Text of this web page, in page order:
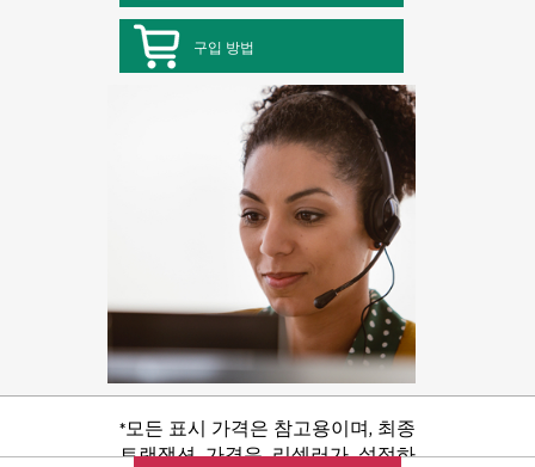
구입 방법
*모든 표시 가격은 참고용이며, 최종
트랜잭션 가격은 리셀러가 설정하